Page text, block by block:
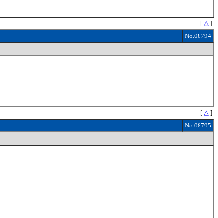
[ △ ]
No.08794
[ △ ]
No.08795